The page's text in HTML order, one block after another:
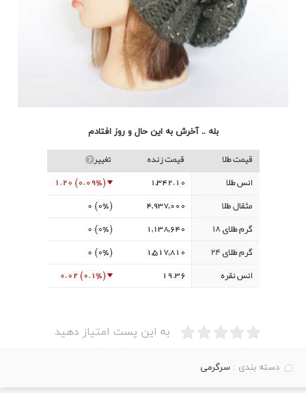
بله .. آخرش به این حال و روز افتادم
به این پست امتیاز دهید
دسته بندی :سرگرمی